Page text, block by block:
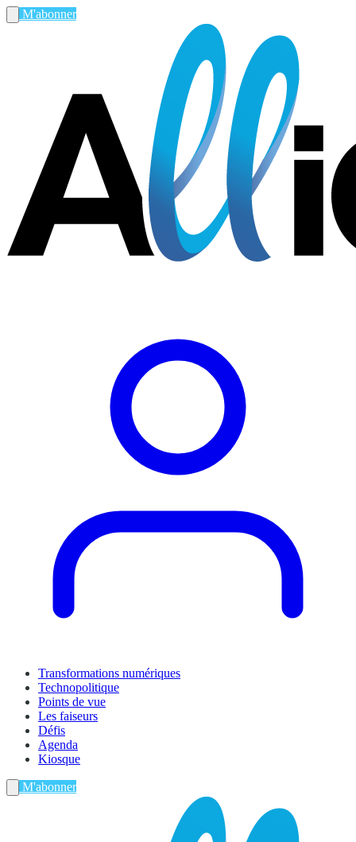
M'abonner
Transformations numériques
Technopolitique
Points de vue
Les faiseurs
Défis
Agenda
Kiosque
M'abonner